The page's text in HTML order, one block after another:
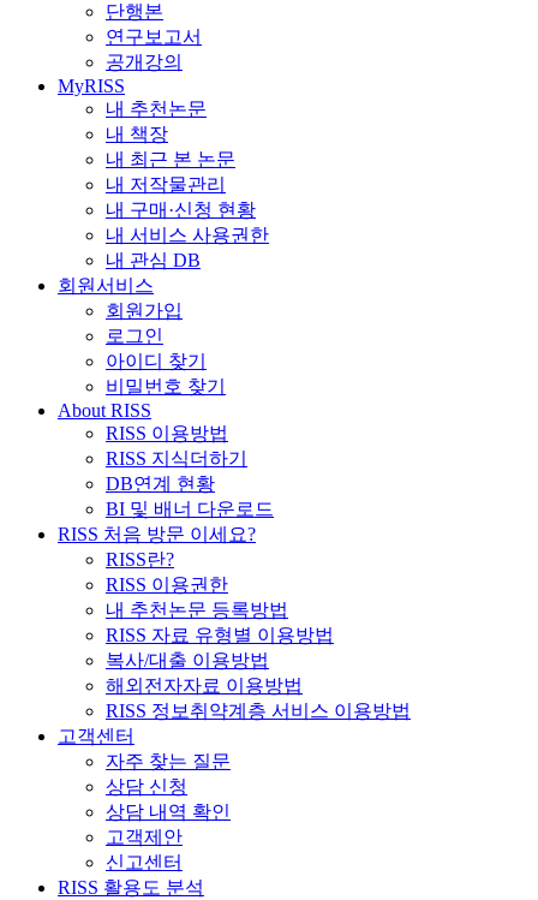
단행본
연구보고서
공개강의
MyRISS
내 추천논문
내 책장
내 최근 본 논문
내 저작물관리
내 구매·신청 현황
내 서비스 사용권한
내 관심 DB
회원서비스
회원가입
로그인
아이디 찾기
비밀번호 찾기
About RISS
RISS 이용방법
RISS 지식더하기
DB연계 현황
BI 및 배너 다운로드
RISS 처음 방문 이세요?
RISS란?
RISS 이용권한
내 추천논문 등록방법
RISS 자료 유형별 이용방법
복사/대출 이용방법
해외전자자료 이용방법
RISS 정보취약계층 서비스 이용방법
고객센터
자주 찾는 질문
상담 신청
상담 내역 확인
고객제안
신고센터
RISS 활용도 분석